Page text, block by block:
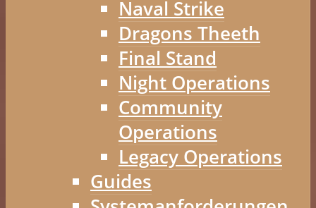
Naval Strike
Dragons Theeth
Final Stand
Night Operations
Community
Operations
Legacy Operations
Guides